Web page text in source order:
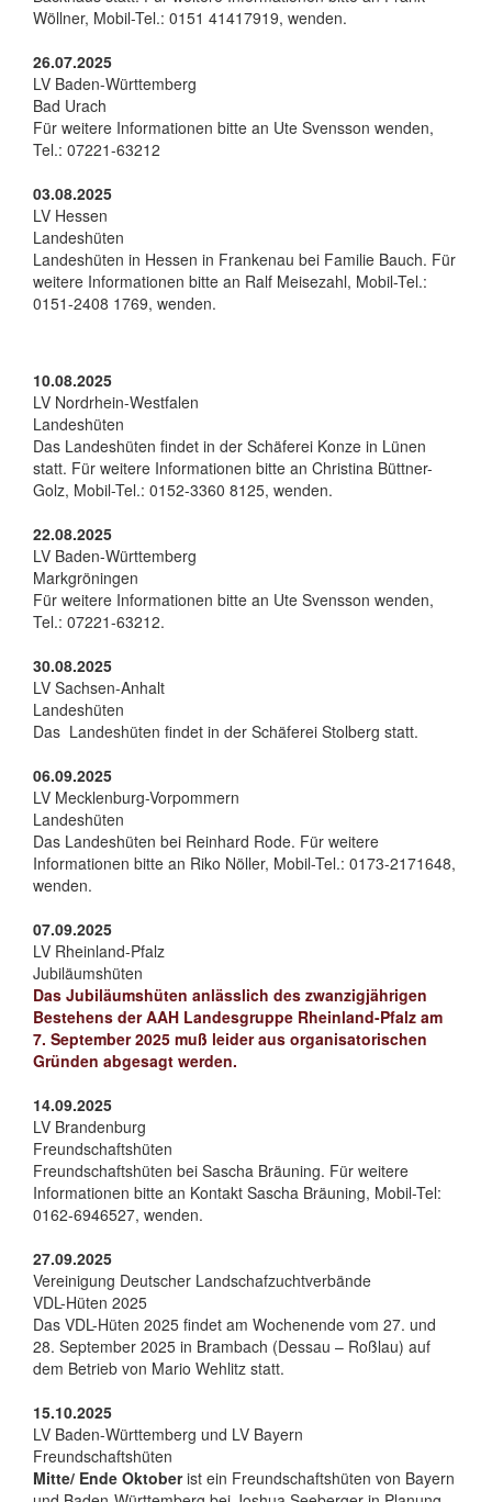
Wöllner, Mobil-Tel.: 0151 41417919, wenden.
26.07.2025
LV Baden-Württemberg
Bad Urach
Für weitere Informationen bitte an Ute Svensson wenden,
Tel.: 07221-63212
03.08.2025
LV Hessen
Landeshüten
Landeshüten in Hessen in Frankenau bei Familie Bauch. Für
weitere Informationen bitte an Ralf Meisezahl, Mobil-Tel.:
0151-2408 1769, wenden.
10.08.2025
LV Nordrhein-Westfalen
Landeshüten
Das Landeshüten findet in der Schäferei Konze in Lünen
statt. Für weitere Informationen bitte an Christina Büttner-
Golz, Mobil-Tel.: 0152-3360 8125, wenden.
22.08.2025
LV Baden-Württemberg
Markgröningen
Für weitere Informationen bitte an Ute Svensson wenden,
Tel.: 07221-63212.
30.08.2025
LV Sachsen-Anhalt
Landeshüten
Das Landeshüten findet in der Schäferei Stolberg statt.
06.09.2025
LV Mecklenburg-Vorpommern
Landeshüten
Das Landeshüten bei Reinhard Rode. Für weitere
Informationen bitte an Riko Nöller, Mobil-Tel.: 0173-2171648,
wenden.
07.09.2025
LV Rheinland-Pfalz
Jubiläumshüten
Das Jubiläumshüten anlässlich des zwanzigjährigen
Bestehens der AAH Landesgruppe Rheinland-Pfalz am
7. September 2025 muß leider aus organisatorischen
Gründen abgesagt werden.
14.09.2025
LV Brandenburg
Freundschaftshüten
Freundschaftshüten bei Sascha Bräuning. Für weitere
Informationen bitte an Kontakt Sascha Bräuning, Mobil-Tel:
0162-6946527, wenden.
27.09.2025
Vereinigung Deutscher Landschafzuchtverbände
VDL-Hüten 2025
Das VDL-Hüten 2025 findet am Wochenende vom 27. und
28. September 2025 in Brambach (Dessau – Roßlau) auf
dem Betrieb von Mario Wehlitz statt.
15.10.2025
LV Baden-Württemberg und LV Bayern
Freundschaftshüten
Mitte/ Ende Oktoberist ein Freundschaftshüten von Bayern